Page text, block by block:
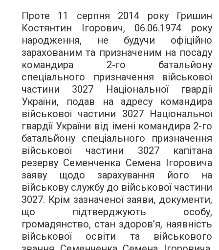
Проте 11 серпня 2014 року Гришин
Костянтин Ігорович, 06.06.1974 року
народження, не будучи офіційно
зарахованим та призначеним на посаду
командира 2-го батальйону
спеціального призначення військової
частини 3027 Національної гвардії
України, подав на адресу командира
військової частини 3027 Національної
гвардії України від імені командира 2-го
батальйону спеціального призначення
військової частини 3027 капітана
резерву Семенченка Семена Ігоровича
заяву щодо зарахування його на
військову службу до військової частини
3027. Крім зазначеної заяви, документи,
що підтверджують особу,
громадянство, стан здоров’я, наявність
військової освіти та військового